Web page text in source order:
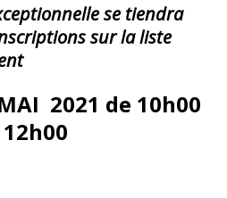
se tiendra
sur la liste
2021 de 10h00